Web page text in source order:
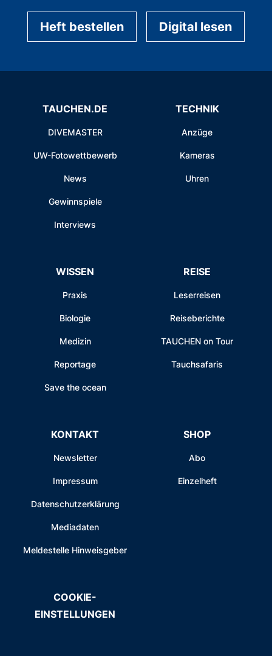
Heft bestellen Digital lesen
TAUCHEN.DE
DIVEMASTER
UW-Fotowettbewerb
News
Gewinnspiele
Interviews
TECHNIK
Anzüge
Kameras
Uhren
WISSEN
Praxis
Biologie
Medizin
Reportage
Save the ocean
REISE
Leserreisen
Reiseberichte
TAUCHEN on Tour
Tauchsafaris
KONTAKT
Newsletter
Impressum
Datenschutzerklärung
Mediadaten
Meldestelle Hinweisgeber
SHOP
Abo
Einzelheft
COOKIE-
EINSTELLUNGEN